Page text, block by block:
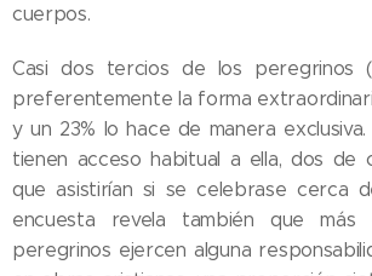
cuerpos.
Casi dos tercios de los peregrinos
preferentemente la forma
y un 23% lo hace de manera
tienen acceso habitual a ella, dos de
que asistirían si se celebrase cerca
encuesta revela también que
peregrinos ejercen alguna